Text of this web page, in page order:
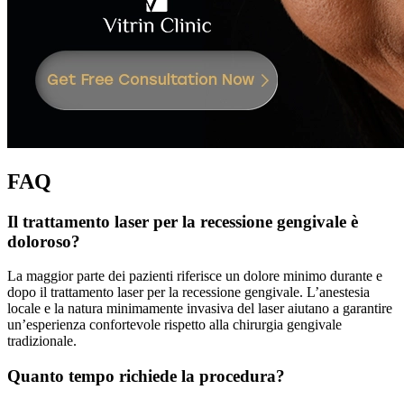
FAQ
Il trattamento laser per la recessione gengivale è
doloroso?
La maggior parte dei pazienti riferisce un dolore minimo durante e
dopo il trattamento laser per la recessione gengivale. L’anestesia
locale e la natura minimamente invasiva del laser aiutano a garantire
un’esperienza confortevole rispetto alla chirurgia gengivale
tradizionale.
Quanto tempo richiede la procedura?